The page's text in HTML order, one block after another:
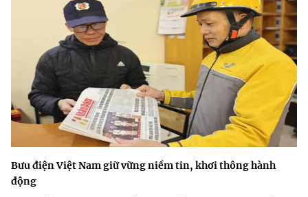
Bưu điện Việt Nam giữ vững niềm tin, khơi thông hành
động